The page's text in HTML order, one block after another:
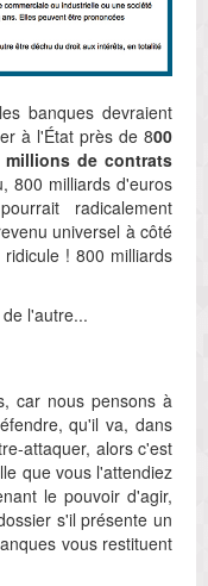
banques devraient
à l'État près de 800
de contrats
800 milliards d'euros
radicalement
universel à côté
! 800 milliards
l'autre...
car nous pensons à
qu'il va, dans
attaquer, alors c'est
que vous l'attendiez
le pouvoir d'agir,
s'il présente un
vous restituent